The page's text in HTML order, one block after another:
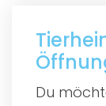
Du